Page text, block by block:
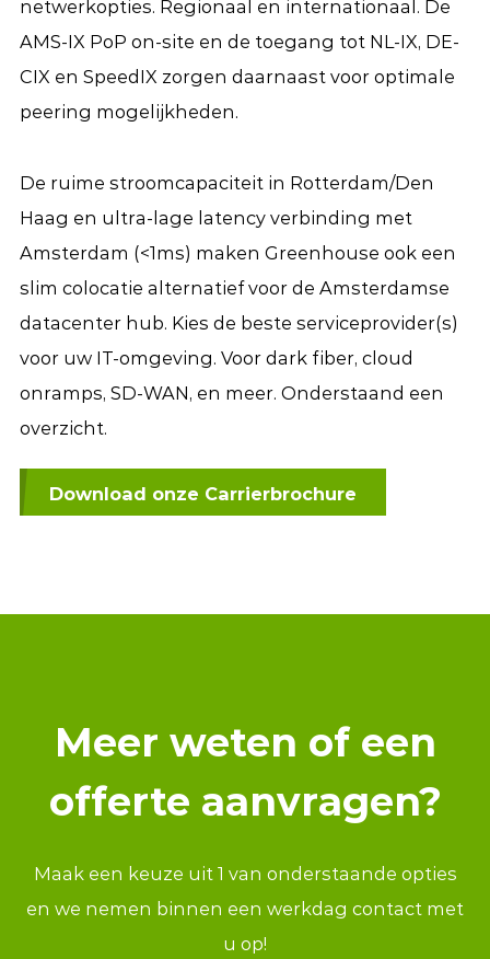
netwerkopties. Regionaal en internationaal. De
AMS-IX PoP on-site en de toegang tot NL-IX, DE-
CIX en SpeedIX zorgen daarnaast voor optimale
peering mogelijkheden.
De ruime stroomcapaciteit in Rotterdam/Den
Haag en ultra-lage latency verbinding met
Amsterdam (<1ms) maken Greenhouse ook een
slim colocatie alternatief voor de Amsterdamse
datacenter hub. Kies de beste serviceprovider(s)
voor uw IT-omgeving. Voor dark fiber, cloud
onramps, SD-WAN, en meer. Onderstaand een
overzicht.
Download onze Carrierbrochure
Meer weten of een
offerte aanvragen?
Maak een keuze uit 1 van onderstaande opties
en we nemen binnen een werkdag contact met
u op!